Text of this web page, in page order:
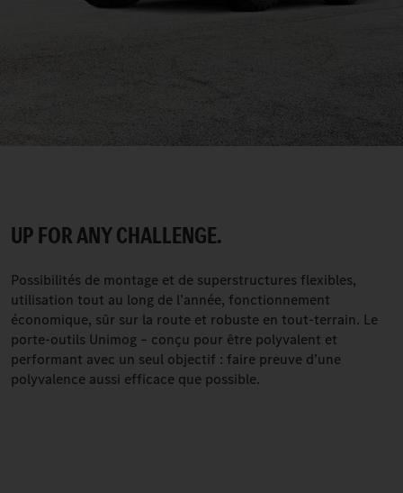
UP FOR ANY CHALLENGE.
Possibilités de montage et de superstructures flexibles,
utilisation tout au long de l’année, fonctionnement
économique, sûr sur la route et robuste en tout-terrain. Le
porte-outils Unimog – conçu pour être polyvalent et
performant avec un seul objectif : faire preuve d’une
polyvalence aussi efficace que possible.